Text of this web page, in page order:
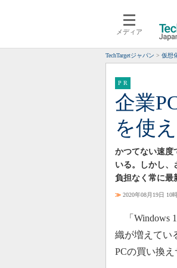
メディア
クラウド
スマートモバイル
ネットワーク
システム運用管理
TechTargetジャパン 仮想
企業
を使
かつてない速度
いる。しかし、
負担なく常に最
≫ 2020年08月19日 10
「Windows
織が増えてい
PCの買い換